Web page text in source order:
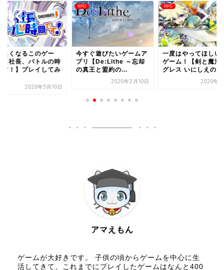
たくなるこのゲー
【社長、バトルの時
す！】プレイしてみ
2020年5月10日
RPG
今すぐ遊びたいゲームア
プリ【De:Lithe ～忘却
の真王と盟約の...
2020年2月10日
RPG
一度はやってほしい
ゲーム！【剣と魔法
グレス いにしえの
2020年7
アマえもん
ゲームが大好きです。 子供の頃からゲームを中心に生
活してきて、これまでにプレイしたゲームはなんと400